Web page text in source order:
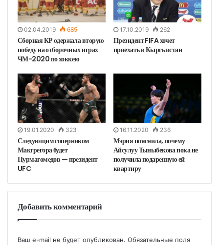
02.04.2019 685
Сборная КР одержала вторую
победу на отборочных играх
ЧМ-2020 по хоккею
17.10.2019 262
Президент FIFA хочет
приехать в Кыргызстан
19.01.2020 323
Следующим соперником
Макгрегора будет
Нурмагомедов — президент
UFC
16.11.2020 236
Мэрия пояснила, почему
Айсулуу Тыныбекова пока не
получила подаренную ей
квартиру
Добавить комментарий
Ваш e-mail не будет опубликован. Обязательные поля